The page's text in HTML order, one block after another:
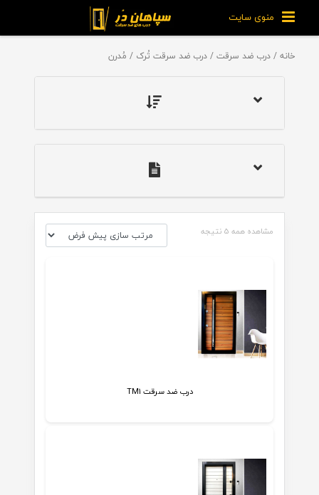
منوی سایت
خانه/درب ضد سرقت/درب ضد سرقت تُرک / مُدرن
مشاهده همه 5 نتیجه
درب ضد سرقت TM1